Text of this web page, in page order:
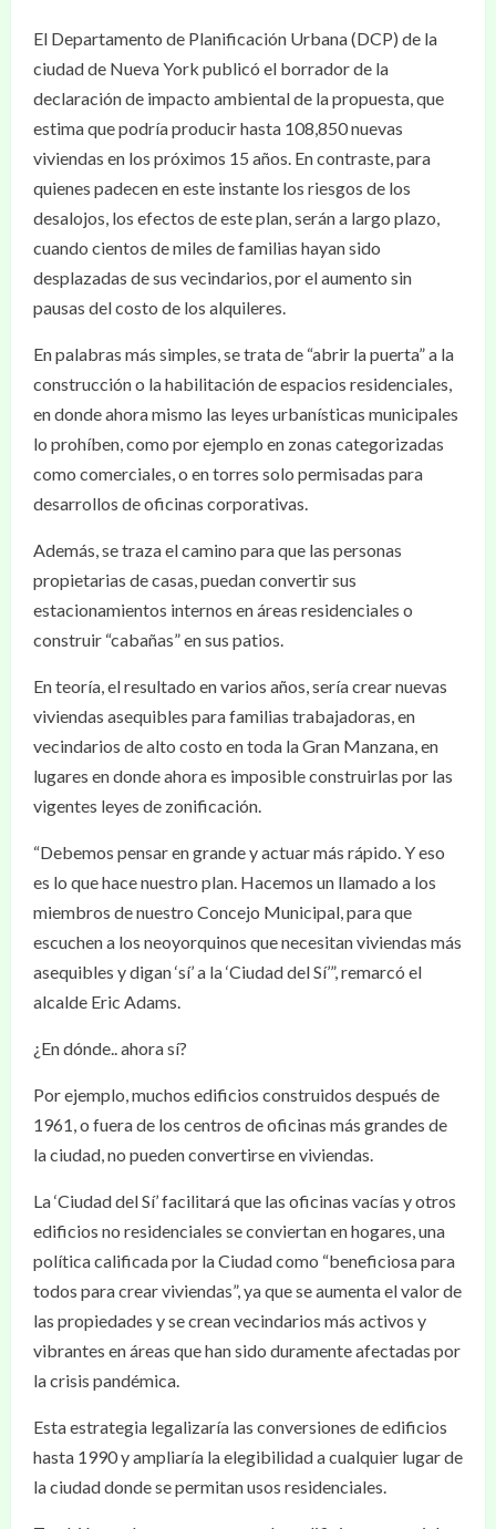
El Departamento de Planificación Urbana (DCP) de la
ciudad de Nueva York publicó el borrador de la
declaración de impacto ambiental de la propuesta, que
estima que podría producir hasta 108,850 nuevas
viviendas en los próximos 15 años. En contraste, para
quienes padecen en este instante los riesgos de los
desalojos, los efectos de este plan, serán a largo plazo,
cuando cientos de miles de familias hayan sido
desplazadas de sus vecindarios, por el aumento sin
pausas del costo de los alquileres.
En palabras más simples, se trata de “abrir la puerta” a la
construcción o la habilitación de espacios residenciales,
en donde ahora mismo las leyes urbanísticas municipales
lo prohíben, como por ejemplo en zonas categorizadas
como comerciales, o en torres solo permisadas para
desarrollos de oficinas corporativas.
Además, se traza el camino para que las personas
propietarias de casas, puedan convertir sus
estacionamientos internos en áreas residenciales o
construir “cabañas” en sus patios.
En teoría, el resultado en varios años, sería crear nuevas
viviendas asequibles para familias trabajadoras, en
vecindarios de alto costo en toda la Gran Manzana, en
lugares en donde ahora es imposible construirlas por las
vigentes leyes de zonificación.
“Debemos pensar en grande y actuar más rápido. Y eso
es lo que hace nuestro plan. Hacemos un llamado a los
miembros de nuestro Concejo Municipal, para que
escuchen a los neoyorquinos que necesitan viviendas más
asequibles y digan ‘sí’ a la ‘Ciudad del Sí’”, remarcó el
alcalde Eric Adams.
¿En dónde.. ahora sí?
Por ejemplo, muchos edificios construidos después de
1961, o fuera de los centros de oficinas más grandes de
la ciudad, no pueden convertirse en viviendas.
La ‘Ciudad del Sí’ facilitará que las oficinas vacías y otros
edificios no residenciales se conviertan en hogares, una
política calificada por la Ciudad como “beneficiosa para
todos para crear viviendas”, ya que se aumenta el valor de
las propiedades y se crean vecindarios más activos y
vibrantes en áreas que han sido duramente afectadas por
la crisis pandémica.
Esta estrategia legalizaría las conversiones de edificios
hasta 1990 y ampliaría la elegibilidad a cualquier lugar de
la ciudad donde se permitan usos residenciales.